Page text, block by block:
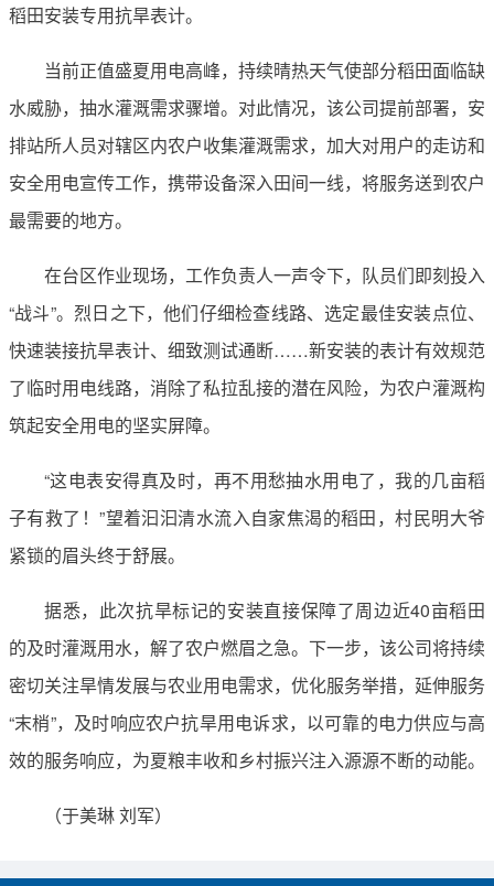
稻田安装专用抗旱表计。
当前正值盛夏用电高峰，持续晴热天气使部分稻田面临缺
水威胁，抽水灌溉需求骤增。对此情况，该公司提前部署，安
排站所人员对辖区内农户收集灌溉需求，加大对用户的走访和
安全用电宣传工作，携带设备深入田间一线，将服务送到农户
最需要的地方。
在台区作业现场，工作负责人一声令下，队员们即刻投入
“战斗”。烈日之下，他们仔细检查线路、选定最佳安装点位、
快速装接抗旱表计、细致测试通断……新安装的表计有效规范
了临时用电线路，消除了私拉乱接的潜在风险，为农户灌溉构
筑起安全用电的坚实屏障。
“这电表安得真及时，再不用愁抽水用电了，我的几亩稻
子有救了！”望着汩汩清水流入自家焦渴的稻田，村民明大爷
紧锁的眉头终于舒展。
据悉，此次抗旱标记的安装直接保障了周边近40亩稻田
的及时灌溉用水，解了农户燃眉之急。下一步，该公司将持续
密切关注旱情发展与农业用电需求，优化服务举措，延伸服务
“末梢”，及时响应农户抗旱用电诉求，以可靠的电力供应与高
效的服务响应，为夏粮丰收和乡村振兴注入源源不断的动能。
（于美琳 刘军）